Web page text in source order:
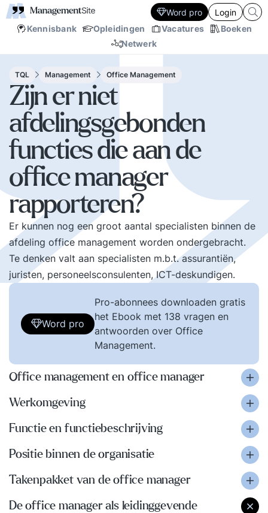
Kennisbank Opleidingen Vacatures
Boeken
Netwerk
Word pro Login
TQL Management Office Management
Zijn er niet
afdelingsgebonden
functies die aan de
office manager
rapporteren?
Er kunnen nog een groot aantal specialisten binnen de
afdeling office management worden ondergebracht.
Te denken valt aan specialisten m.b.t. assurantiën,
juristen, personeelsconsulenten, ICT-deskundigen.
Word pro
Pro-abonnees downloaden gratis
het Ebook met 138 vragen en
antwoorden over Office
Management.
Office management en office manager
Werkomgeving
Functie en functiebeschrijving
Positie binnen de organisatie
Takenpakket van de office manager
De office manager als leidinggevende